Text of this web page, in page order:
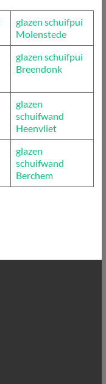
glazen schuifpui
Molenstede
glazen schuifpui
Breendonk
glazen
schuifwand
Heenvliet
glazen
schuifwand
Berchem